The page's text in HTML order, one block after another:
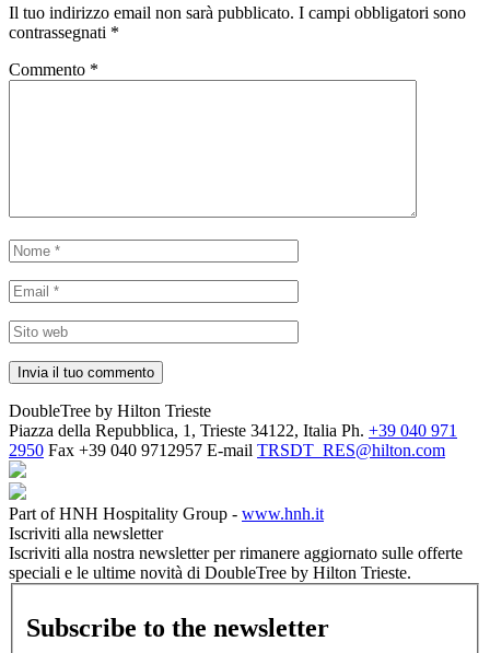
Il tuo indirizzo email non sarà pubblicato. I campi obbligatori sono
contrassegnati *
Commento *
DoubleTree by Hilton Trieste
Piazza della Repubblica, 1, Trieste 34122, Italia Ph. +39 040 971
2950 Fax +39 040 9712957 E-mail TRSDT_RES@hilton.com
Part of HNH Hospitality Group - www.hnh.it
Iscriviti alla newsletter
Iscriviti alla nostra newsletter per rimanere aggiornato sulle offerte
speciali e le ultime novità di DoubleTree by Hilton Trieste.
Subscribe to the newsletter